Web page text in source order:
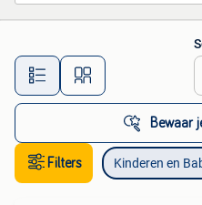
Alle
Bewaar
Filters Kinderen en